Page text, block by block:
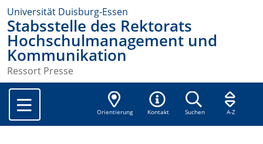
Universität Duisburg-Essen
Stabsstelle des Rektorats
Hochschulmanagement und
Kommunikation
Ressort Presse
Orientierung Kontakt Suchen A-Z